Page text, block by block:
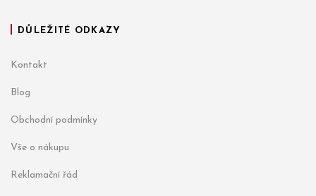
DŮLEŽITÉ ODKAZY
Kontakt
Blog
Obchodní podmínky
Vše o nákupu
Reklamační řád